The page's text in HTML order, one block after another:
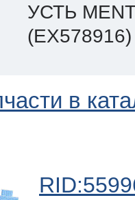
УСТЬ
(EX578916)
в